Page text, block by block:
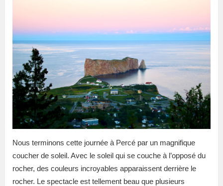
Nous terminons cette journée à Percé par un magnifique
coucher de soleil. Avec le soleil qui se couche à l’opposé du
rocher, des couleurs incroyables apparaissent derrière le
rocher. Le spectacle est tellement beau que plusieurs